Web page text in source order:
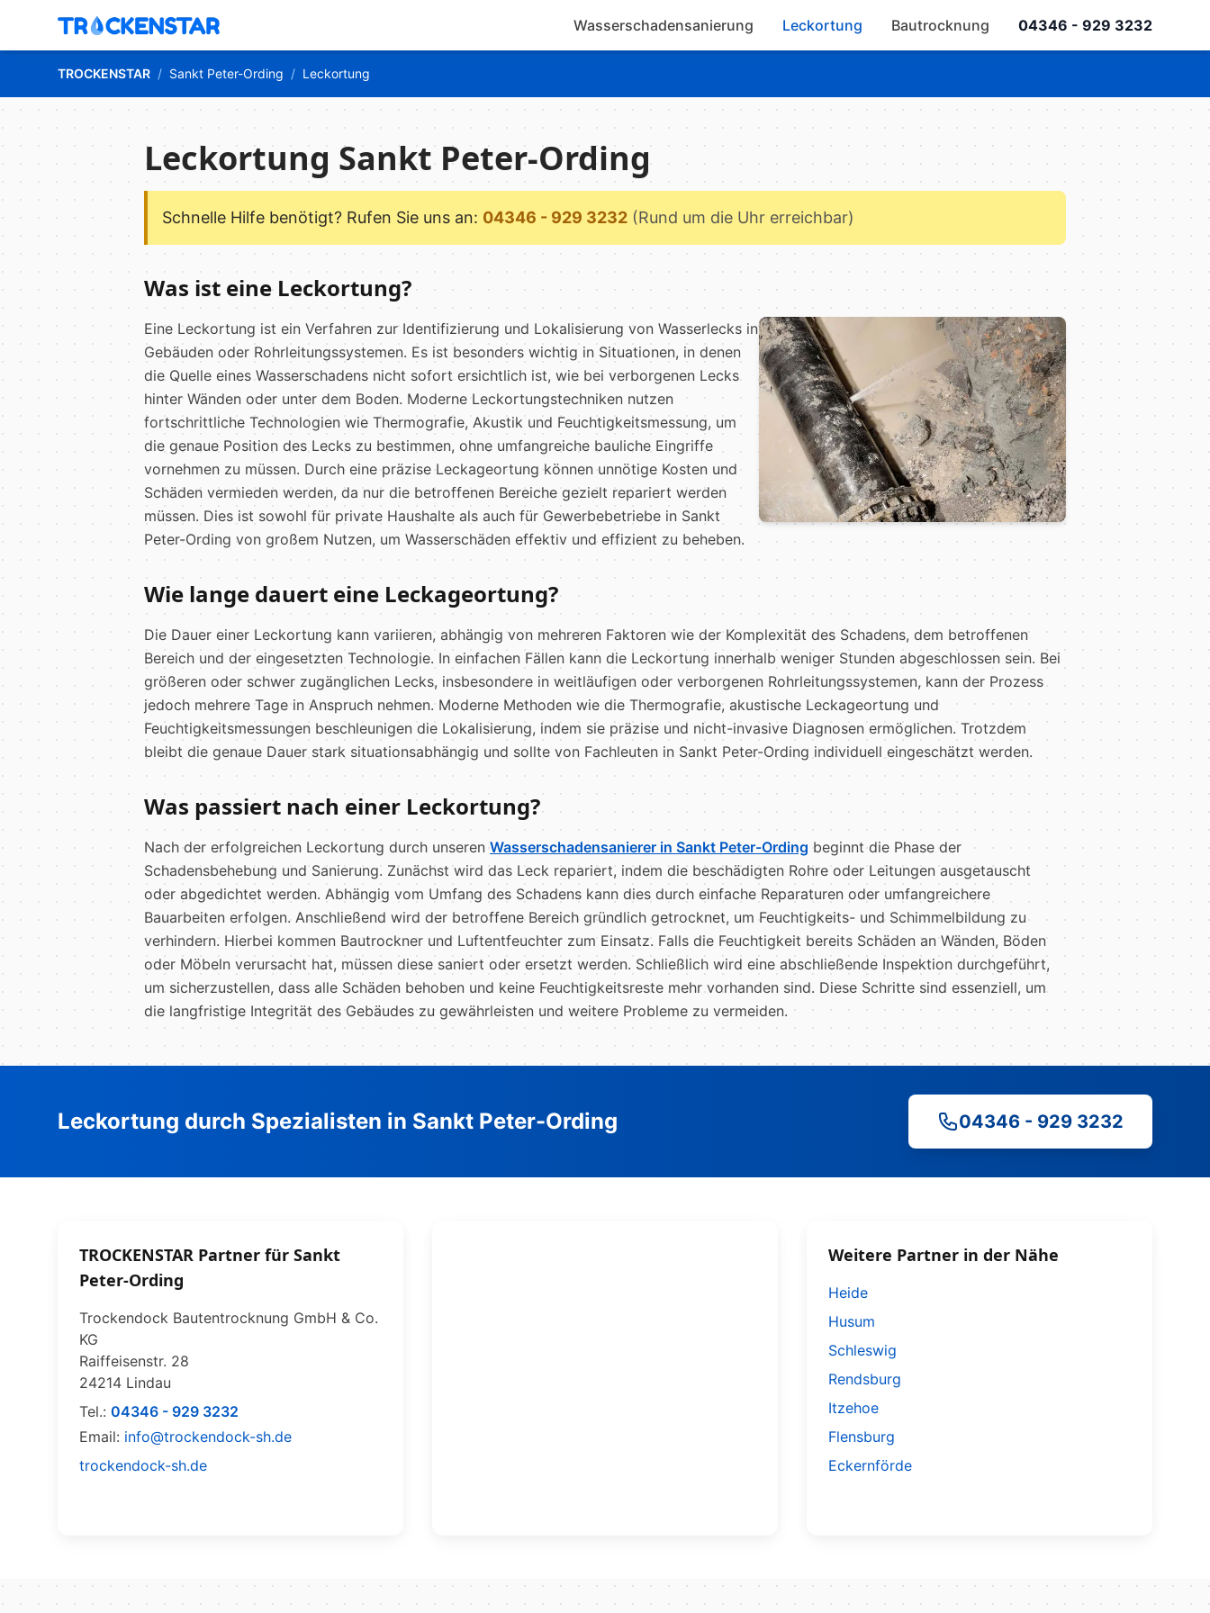
Wasserschadensanierung Leckortung Bautrocknung 04346 - 929 3232
TROCKENSTAR / Sankt Peter-Ording / Leckortung
Leckortung Sankt Peter-Ording
Schnelle Hilfe benötigt? Rufen Sie uns an: 04346 - 929 3232 (Rund um die Uhr erreichbar)
Was ist eine Leckortung?
Eine Leckortung ist ein Verfahren zur Identifizierung und Lokalisierung von Wasserlecks in
Gebäuden oder Rohrleitungssystemen. Es ist besonders wichtig in Situationen, in denen
die Quelle eines Wasserschadens nicht sofort ersichtlich ist, wie bei verborgenen Lecks
hinter Wänden oder unter dem Boden. Moderne Leckortungstechniken nutzen
fortschrittliche Technologien wie Thermografie, Akustik und Feuchtigkeitsmessung, um
die genaue Position des Lecks zu bestimmen, ohne umfangreiche bauliche Eingriffe
vornehmen zu müssen. Durch eine präzise Leckageortung können unnötige Kosten und
Schäden vermieden werden, da nur die betroffenen Bereiche gezielt repariert werden
müssen. Dies ist sowohl für private Haushalte als auch für Gewerbebetriebe in Sankt
Peter-Ording von großem Nutzen, um Wasserschäden effektiv und effizient zu beheben.
Wie lange dauert eine Leckageortung?
Die Dauer einer Leckortung kann variieren, abhängig von mehreren Faktoren wie der Komplexität des Schadens, dem betroffenen
Bereich und der eingesetzten Technologie. In einfachen Fällen kann die Leckortung innerhalb weniger Stunden abgeschlossen sein. Bei
größeren oder schwer zugänglichen Lecks, insbesondere in weitläufigen oder verborgenen Rohrleitungssystemen, kann der Prozess
jedoch mehrere Tage in Anspruch nehmen. Moderne Methoden wie die Thermografie, akustische Leckageortung und
Feuchtigkeitsmessungen beschleunigen die Lokalisierung, indem sie präzise und nicht-invasive Diagnosen ermöglichen. Trotzdem
bleibt die genaue Dauer stark situationsabhängig und sollte von Fachleuten in Sankt Peter-Ording individuell eingeschätzt werden.
Was passiert nach einer Leckortung?
Nach der erfolgreichen Leckortung durch unseren Wasserschadensanierer in Sankt Peter-Ording beginnt die Phase der
Schadensbehebung und Sanierung. Zunächst wird das Leck repariert, indem die beschädigten Rohre oder Leitungen ausgetauscht
oder abgedichtet werden. Abhängig vom Umfang des Schadens kann dies durch einfache Reparaturen oder umfangreichere
Bauarbeiten erfolgen. Anschließend wird der betroffene Bereich gründlich getrocknet, um Feuchtigkeits- und Schimmelbildung zu
verhindern. Hierbei kommen Bautrockner und Luftentfeuchter zum Einsatz. Falls die Feuchtigkeit bereits Schäden an Wänden, Böden
oder Möbeln verursacht hat, müssen diese saniert oder ersetzt werden. Schließlich wird eine abschließende Inspektion durchgeführt,
um sicherzustellen, dass alle Schäden behoben und keine Feuchtigkeitsreste mehr vorhanden sind. Diese Schritte sind essenziell, um
die langfristige Integrität des Gebäudes zu gewährleisten und weitere Probleme zu vermeiden.
Leckortung durch Spezialisten in Sankt Peter-Ording 04346 - 929 3232
TROCKENSTAR Partner für Sankt
Peter-Ording
Trockendock Bautentrocknung GmbH & Co.
KG
Raiffeisenstr. 28
24214 Lindau
Tel.: 04346 - 929 3232
Email: info@trockendock-sh.de
trockendock-sh.de
Weitere Partner in der Nähe
Heide
Husum
Schleswig
Rendsburg
Itzehoe
Flensburg
Eckernförde